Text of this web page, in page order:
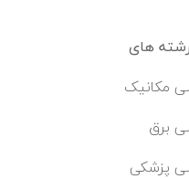
های
مکانیک
برق
پزشکی